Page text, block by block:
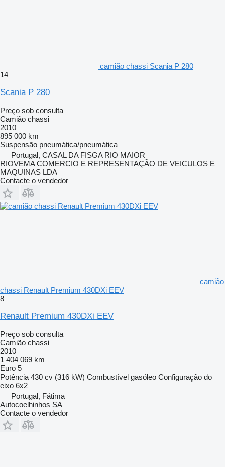
camião chassi Scania P 280
14
Scania P 280
Preço sob consulta
Camião chassi
2010
895 000 km
Suspensão pneumática/pneumática
Portugal, CASAL DA FISGA RIO MAIOR
RIOVEMA COMERCIO E REPRESENTAÇÃO DE VEICULOS E
MAQUINAS LDA
Contacte o vendedor
camião
chassi Renault Premium 430DXi EEV
8
Renault Premium 430DXi EEV
Preço sob consulta
Camião chassi
2010
1 404 069 km
Euro 5
Potência 430 cv (316 kW) Combustível gasóleo Configuração do
eixo 6x2
Portugal, Fátima
Autocoelhinhos SA
Contacte o vendedor